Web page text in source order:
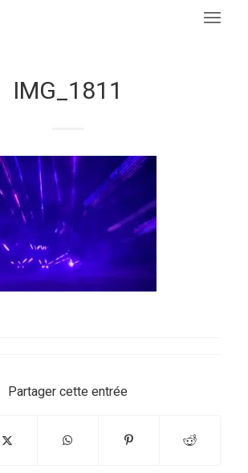
IMG_1811
Partager cette entrée